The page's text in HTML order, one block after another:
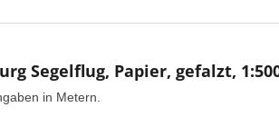
Segelflug, Papier, gefalzt,
in Metern.